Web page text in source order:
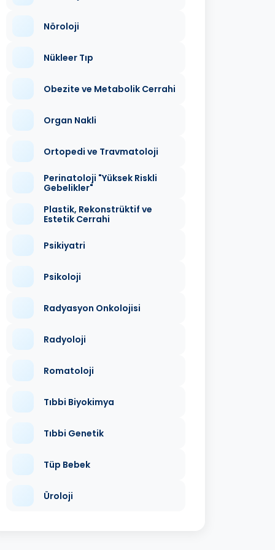
Nöroloji
Nükleer Tıp
Obezite ve Metabolik Cerrahi
Organ Nakli
Ortopedi ve Travmatoloji
Perinatoloji "Yüksek Riskli
Gebelikler"
Plastik, Rekonstrüktif ve
Estetik Cerrahi
Psikiyatri
Psikoloji
Radyasyon Onkolojisi
Radyoloji
Romatoloji
Tıbbi Biyokimya
Tıbbi Genetik
Tüp Bebek
Üroloji